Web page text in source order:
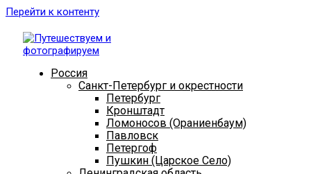
Перейти к контенту
Россия
Санкт-Петербург и окрестности
Петербург
Кронштадт
Ломоносов (Ораниенбаум)
Павловск
Петергоф
Пушкин (Царское Село)